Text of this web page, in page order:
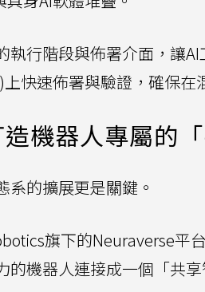
執行階段與佈署介面，讓
快速佈署與驗證，確保在
機器人專屬的「
的擴展更是關鍵。
旗下的Neuraverse平
的機器人連接成一個「共享